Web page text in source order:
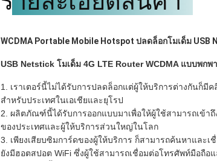
WCDMA Portable Mobile Hotspot ปลดล็อกโมเด็ม USB
USB Netstick โมเด็ม 4G LTE Router WCDMA แบบพ
1. เราเตอร์นี้ไม่ได้รับการปลดล็อกแต่ผู้ให้บริการต่างกันก็มี
สำหรับประเทศในเอเชียและยุโรป
2. ผลิตภัณฑ์นี้ได้รับการออกแบบมาเพื่อให้ผู้ใช้สามารถเข้า
ของประเทศและผู้ให้บริการส่วนใหญ่ในโลก
3. เพียงเสียบซิมการ์ดของผู้ให้บริการ ก็สามารถค้นหาและ
ยังมีฮอตสปอต WiFi ซึ่งผู้ใช้สามารถเชื่อมต่อโทรศัพท์มือถือแ